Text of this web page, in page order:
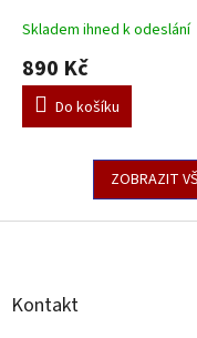
Skladem ihned k odeslání
890 Kč
Do košíku
ZOBRAZIT
Z
Kontakt